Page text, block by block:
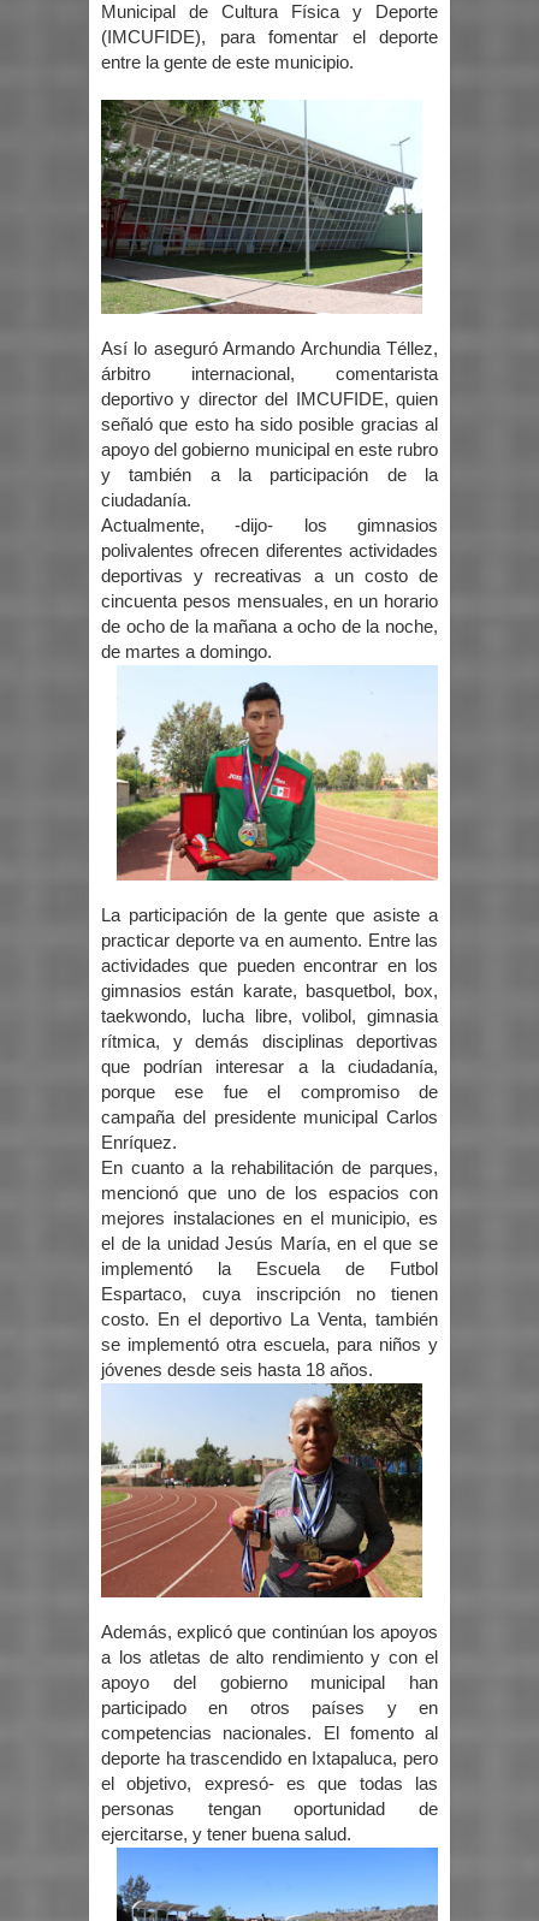
Municipal de Cultura Física y Deporte
(IMCUFIDE), para fomentar el deporte
entre la gente de este municipio.
Así lo aseguró Armando Archundia Téllez,
árbitro internacional, comentarista
deportivo y director del IMCUFIDE, quien
señaló que esto ha sido posible gracias al
apoyo del gobierno municipal en este rubro
y también a la participación de la
ciudadanía.
Actualmente, -dijo- los gimnasios
polivalentes ofrecen diferentes actividades
deportivas y recreativas a un costo de
cincuenta pesos mensuales, en un horario
de ocho de la mañana a ocho de la noche,
de martes a domingo.
La participación de la gente que asiste a
practicar deporte va en aumento. Entre las
actividades que pueden encontrar en los
gimnasios están karate, basquetbol, box,
taekwondo, lucha libre, volibol, gimnasia
rítmica, y demás disciplinas deportivas
que podrían interesar a la ciudadanía,
porque ese fue el compromiso de
campaña del presidente municipal Carlos
Enríquez.
En cuanto a la rehabilitación de parques,
mencionó que uno de los espacios con
mejores instalaciones en el municipio, es
el de la unidad Jesús María, en el que se
implementó la Escuela de Futbol
Espartaco, cuya inscripción no tienen
costo. En el deportivo La Venta, también
se implementó otra escuela, para niños y
jóvenes desde seis hasta 18 años.
Además, explicó que continúan los apoyos
a los atletas de alto rendimiento y con el
apoyo del gobierno municipal han
participado en otros países y en
competencias nacionales. El fomento al
deporte ha trascendido en Ixtapaluca, pero
el objetivo, expresó- es que todas las
personas tengan oportunidad de
ejercitarse, y tener buena salud.